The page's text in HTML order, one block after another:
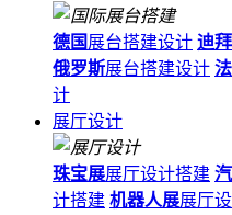
德国 展台搭建设计 迪拜
俄罗斯展台搭建设计
计
展厅设计
珠宝展展厅设计搭建
计搭建 机器人展展厅